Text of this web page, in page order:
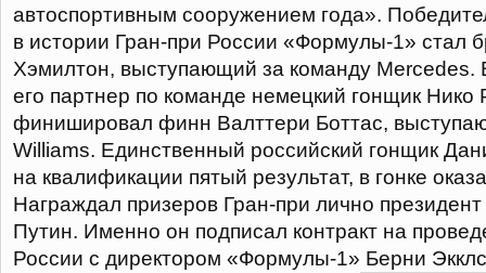
автоспортивным сооружением года».
в истории Гран-при России «Формулы-1» стал
Хэмилтон, выступающий за команду Mercedes.
его партнер по команде немецкий гонщик Нико
финишировал финн Валттери Боттас,
Williams. Единственный российский гонщик
на квалификации пятый результат, в гонке
Награждал призеров Гран-при лично
Путин. Именно он подписал контракт на
России с директором «Формулы-1» Берни